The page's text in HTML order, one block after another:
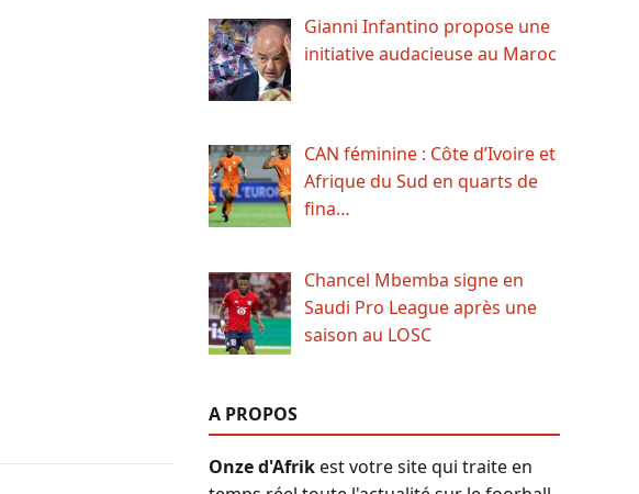
Gianni Infantino propose une
initiative audacieuse au Maroc
CAN féminine : Côte d’Ivoire et
Afrique du Sud en quarts de
fina…
Chancel Mbemba signe en
Saudi Pro League après une
saison au LOSC
A PROPOS
Onze d'Afrikest votre site qui traite en